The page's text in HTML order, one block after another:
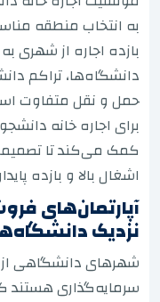
به انتخاب منطقه
بازده اجاره از شهری
دانشگاه‌ها، تراکم
حمل و نقل متفاوت
برای اجاره خانه
کمک می‌کند تا
اشغال بالا و بازده
آپارتمان‌های
نزدیک
شهرهای دانشگاهی از
سرمایه‌گذاری هستند